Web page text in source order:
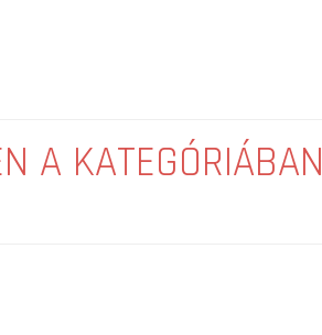
A KATEGÓRIÁBAN